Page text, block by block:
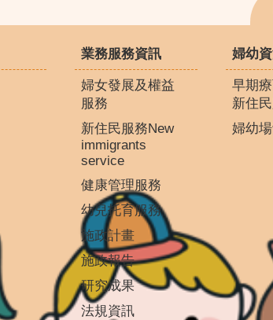
業務服務資訊
婦女發展及權益
服務
新住民服務New
immigrants
service
健康管理服務
幼兒托育服務
施政計畫
施政報告
研究成果
法規資訊
婦幼
早期
新住
婦幼